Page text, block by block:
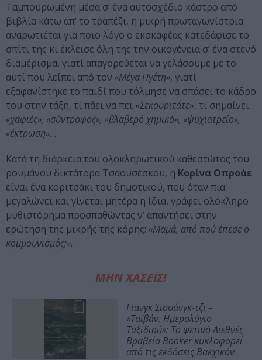
Ταμπουρωμένη μέσα σ’ ένα αυτοσχέδιο κάστρο από
βιβλία κάτω απ’ το τραπέζι, η μικρή πρωταγωνίστρια
αναρωτιέται για ποιο λόγο ο εκσκαφέας κατεδάφισε το
σπίτι της κι έκλεισε όλη της την οικογένεια σ’ ένα στενό
διαμέρισμα, γιατί απαγορεύεται να γελάσουμε με το
αυτί που λείπει από τον «Μέγα Ηγέτη», γιατί
εξαφανίστηκε το παιδί που τόλμησε να σπάσει το κάδρο
του στην τάξη, τι πάει να πει «Σεκουριτάτε», τι σημαίνει
«χαφιές», «σύντροφος», «βλαβερό χημικό», «ψυχιατρείο»,
«έκτρωση»…
Kατά τη διάρκεια του ολοκληρωτικού καθεστώτος του
ρουμάνου δικτάτορα Τσαουσέσκου, η Κορίνα Οπροάε
είναι ένα κοριτσάκι του δημοτικού, που όταν πια
μεγαλώνει και γίνεται μητέρα η ίδια, γράφει ολόκληρο
μυθιστόρημα προσπαθώντας ν’ απαντήσει στην
ερώτηση της μικρής της κόρης: «Μαμά, από πού έπεσε ο
κομμουνισμός;».
ΜΗΝ ΧΑΣΕΙΣ!
Γιανγκ Σιουάνγκ-τζι –
«Ταϊβάν: Ημερολόγιο
Ταξιδιού»: Το φετινό Διεθνές
Βραβείο Booker κυκλοφορεί
από τις εκδόσεις Βακχικόν